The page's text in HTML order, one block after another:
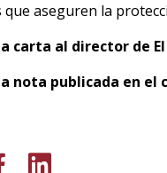
que aseguren la
carta al director de
nota publicada en el